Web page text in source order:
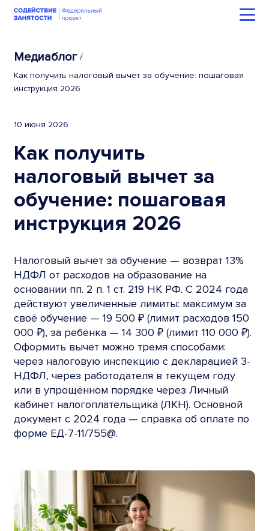
Медиаблог /
Как получить налоговый вычет за обучение: пошаговая
инструкция 2026
10 июня 2026
Как получить
налоговый вычет за
обучение: пошаговая
инструкция 2026
Налоговый вычет за обучение — возврат 13%
НДФЛ от расходов на образование на
основании пп. 2 п. 1 ст. 219 НК РФ. С 2024 года
действуют увеличенные лимиты: максимум за
своё обучение — 19 500 ₽ (лимит расходов 150
000 ₽), за ребёнка — 14 300 ₽ (лимит 110 000 ₽).
Оформить вычет можно тремя способами:
через налоговую инспекцию с декларацией 3-
НДФЛ, через работодателя в текущем году
или в упрощённом порядке через Личный
кабинет налогоплательщика (ЛКН). Основной
документ с 2024 года — справка об оплате по
форме ЕД-7-11/755@.